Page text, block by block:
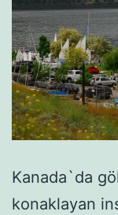
Kanada`da
konaklayan